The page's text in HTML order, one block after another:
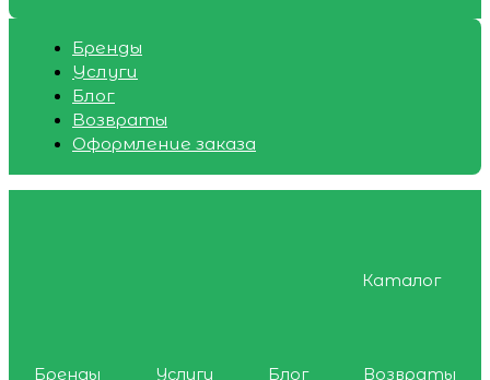
Бренды
Услуги
Блог
Возвраты
Оформление заказа
Каталог
Бренды Услуги Блог
Возвраты